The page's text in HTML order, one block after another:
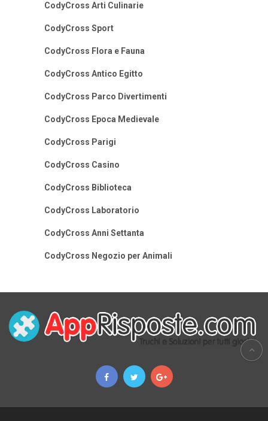
CodyCross Arti Culinarie
CodyCross Sport
CodyCross Flora e Fauna
CodyCross Antico Egitto
CodyCross Parco Divertimenti
CodyCross Epoca Medievale
CodyCross Parigi
CodyCross Casino
CodyCross Biblioteca
CodyCross Laboratorio
CodyCross Anni Settanta
CodyCross Negozio per Animali